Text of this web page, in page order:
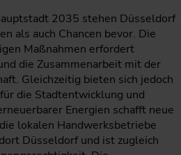
2035 stehen Düsseldorf
als auch Chancen bevor. Die
Maßnahmen erfordert
die Zusammenarbeit mit der
Gleichzeitig bieten sich jedoch
die Stadtentwicklung und
Energien schafft neue
lokalen Handwerksbetriebe
Düsseldorf und ist zugleich